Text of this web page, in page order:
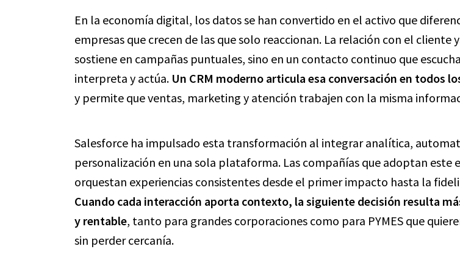
En la economía digital, los datos se han convertido en el activo que
empresas que crecen de las que solo reaccionan. La relación con el cliente
sostiene en campañas puntuales, sino en un contacto continuo que
interpreta y actúa. Un CRM moderno articula esa conversación en todos
y permite que ventas, marketing y atención trabajen con la misma
Salesforce ha impulsado esta transformación al integrar analítica,
personalización en una sola plataforma. Las compañías que adoptan este
orquestan experiencias consistentes desde el primer impacto hasta la
Cuando cada interacción aporta contexto, la siguiente decisión resulta
y rentable, tanto para grandes corporaciones como para PYMES que
sin perder cercanía.